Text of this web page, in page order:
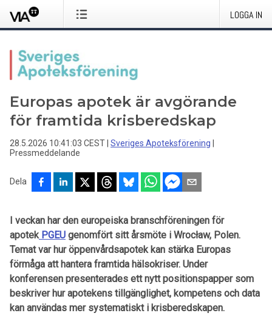
LOGGA IN
Europas apotek är avgörande
för framtida krisberedskap
28.5.2026 10:41:03 CEST Sveriges Apoteksförening
Pressmeddelande
Dela
I veckan har den europeiska branschföreningen för
apotekPGEU genomfört sitt årsmöte i Wrocław, Polen.
Temat var hur öppenvårdsapotek kan stärka Europas
förmåga att hantera framtida hälsokriser. Under
konferensen presenterades ett nytt positionspapper som
beskriver hur apotekens tillgänglighet, kompetens och data
kan användas mer systematiskt i krisberedskapen.